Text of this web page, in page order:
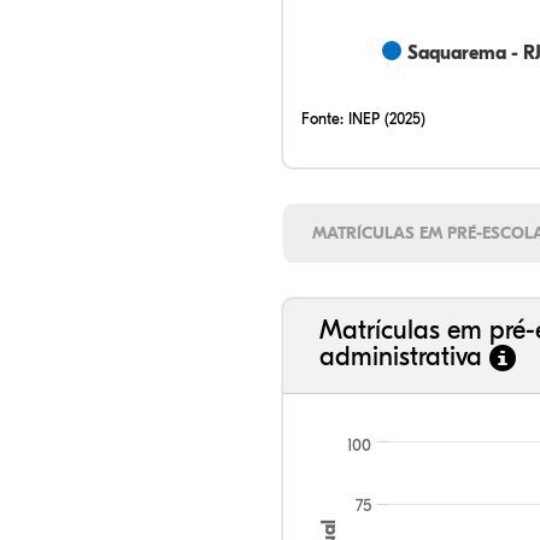
Saquarema - RJ
Fonte: INEP (2025)
MATRÍCULAS EM PRÉ-
Matrículas em
administrativa
75
100